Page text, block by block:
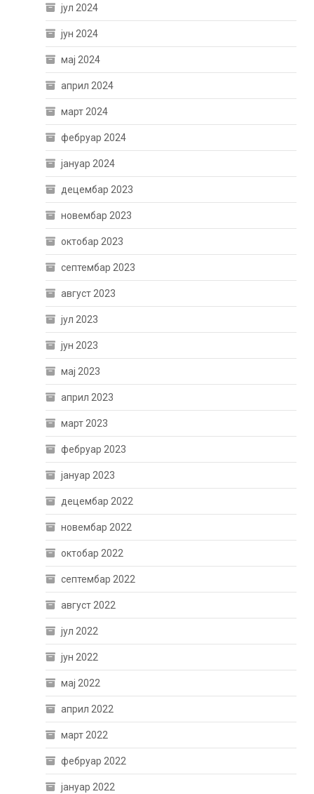
јул 2024
јун 2024
мај 2024
април 2024
март 2024
фебруар 2024
јануар 2024
децембар 2023
новембар 2023
октобар 2023
септембар 2023
август 2023
јул 2023
јун 2023
мај 2023
април 2023
март 2023
фебруар 2023
јануар 2023
децембар 2022
новембар 2022
октобар 2022
септембар 2022
август 2022
јул 2022
јун 2022
мај 2022
април 2022
март 2022
фебруар 2022
јануар 2022